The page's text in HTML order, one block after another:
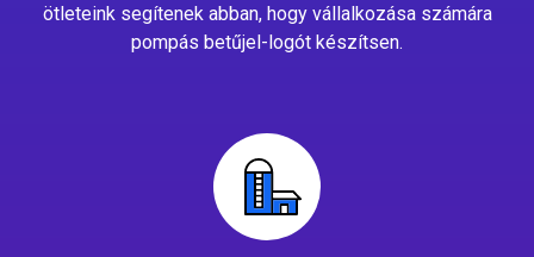
ötleteink segítenek abban, hogy vállalkozása számára
pompás betűjel-logót készítsen.